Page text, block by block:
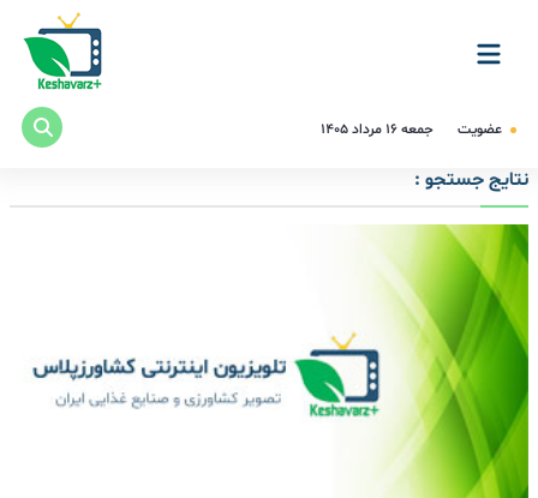
عضویت جمعه ۱۶ مرداد ۱۴۰۵
نتایج جستجو :